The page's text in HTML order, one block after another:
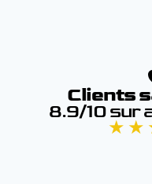
Clients
8.9/10 sur
★ ★